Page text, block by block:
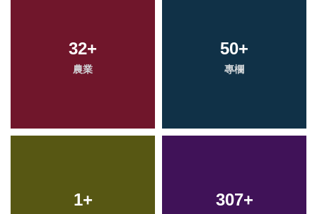
32+
農業
50+
專欄
1+ 307+
19+
頭條
150+
社會
91+ 100+